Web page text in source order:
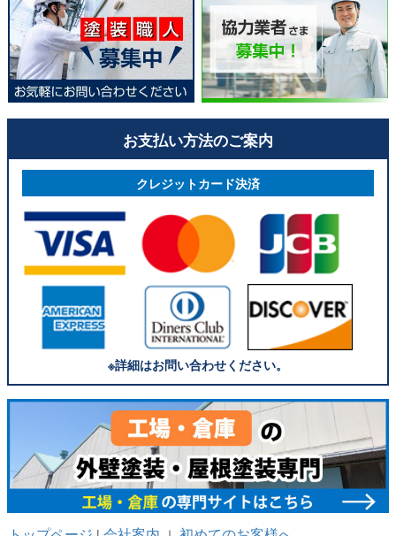
お支払い方法のご案内
クレジットカード決済
※詳細はお問い合わせください。